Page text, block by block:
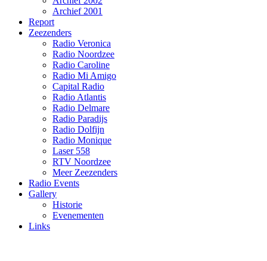
Archief 2001
Report
Zeezenders
Radio Veronica
Radio Noordzee
Radio Caroline
Radio Mi Amigo
Capital Radio
Radio Atlantis
Radio Delmare
Radio Paradijs
Radio Dolfijn
Radio Monique
Laser 558
RTV Noordzee
Meer Zeezenders
Radio Events
Gallery
Historie
Evenementen
Links